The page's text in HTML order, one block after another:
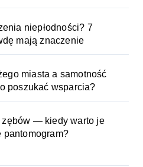
niepłodności? 7
mają znaczenie
miasta a samotność
poszukać wsparcia?
— kiedy warto je
pantomogram?